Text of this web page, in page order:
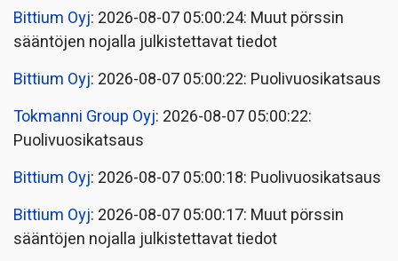
Bittium Oyj: 2026-08-07 05:00:24: Muut pörssin
sääntöjen nojalla julkistettavat tiedot
Bittium Oyj: 2026-08-07 05:00:22: Puolivuosikatsaus
Tokmanni Group Oyj: 2026-08-07 05:00:22:
Puolivuosikatsaus
Bittium Oyj: 2026-08-07 05:00:18: Puolivuosikatsaus
Bittium Oyj: 2026-08-07 05:00:17: Muut pörssin
sääntöjen nojalla julkistettavat tiedot